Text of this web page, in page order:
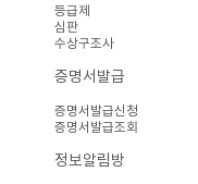
등급제
심판
수상구조사
증명서발급
증명서발급신청
증명서발급조회
정보알림방